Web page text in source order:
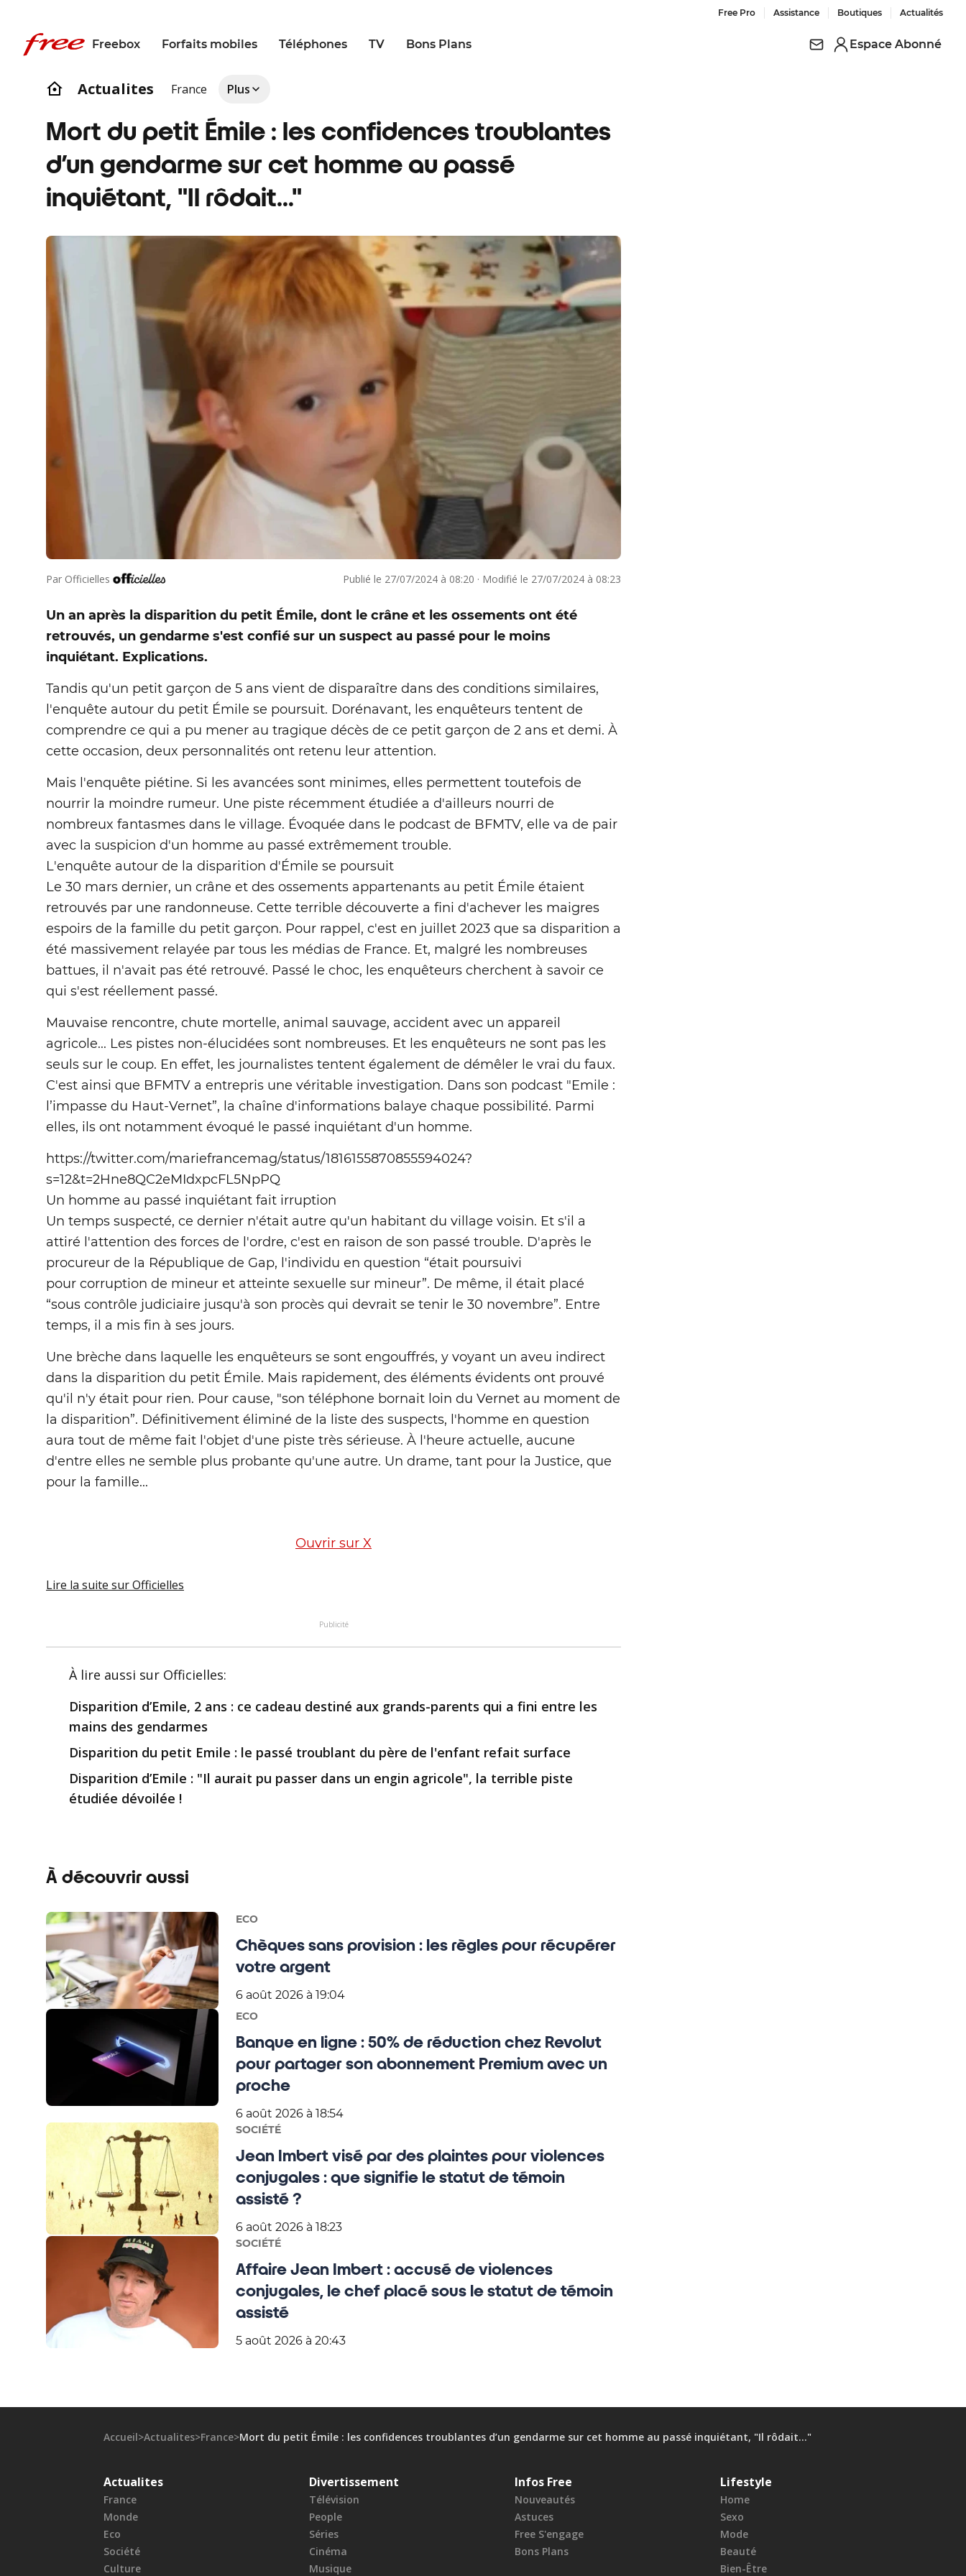
Free Pro Assistance Boutiques Actualités
Freebox Forfaits mobiles Téléphones TV Bons Plans Espace Abonné
Actualites France Plus
Mort du petit Émile : les confidences troublantes
d’un gendarme sur cet homme au passé
inquiétant, "Il rôdait…"
Par Officielles Publié le 27/07/2024 à 08:20 · Modifié le 27/07/2024 à 08:23
Un an après la disparition du petit Émile, dont le crâne et les ossements ont été
retrouvés, un gendarme s'est confié sur un suspect au passé pour le moins
inquiétant. Explications.
Tandis qu'un petit garçon de 5 ans vient de disparaître dans des conditions similaires,
l'enquête autour du petit Émile se poursuit. Dorénavant, les enquêteurs tentent de
comprendre ce qui a pu mener au tragique décès de ce petit garçon de 2 ans et demi. À
cette occasion, deux personnalités ont retenu leur attention.
Mais l'enquête piétine. Si les avancées sont minimes, elles permettent toutefois de
nourrir la moindre rumeur. Une piste récemment étudiée a d'ailleurs nourri de
nombreux fantasmes dans le village. Évoquée dans le podcast de BFMTV, elle va de pair
avec la suspicion d'un homme au passé extrêmement trouble.
L'enquête autour de la disparition d'Émile se poursuit
Le 30 mars dernier, un crâne et des ossements appartenants au petit Émile étaient
retrouvés par une randonneuse. Cette terrible découverte a fini d'achever les maigres
espoirs de la famille du petit garçon. Pour rappel, c'est en juillet 2023 que sa disparition a
été massivement relayée par tous les médias de France. Et, malgré les nombreuses
battues, il n'avait pas été retrouvé. Passé le choc, les enquêteurs cherchent à savoir ce
qui s'est réellement passé.
Mauvaise rencontre, chute mortelle, animal sauvage, accident avec un appareil
agricole... Les pistes non-élucidées sont nombreuses. Et les enquêteurs ne sont pas les
seuls sur le coup. En effet, les journalistes tentent également de démêler le vrai du faux.
C'est ainsi que BFMTV a entrepris une véritable investigation. Dans son podcast "Emile :
l’impasse du Haut-Vernet”, la chaîne d'informations balaye chaque possibilité. Parmi
elles, ils ont notamment évoqué le passé inquiétant d'un homme.
https://twitter.com/mariefrancemag/status/1816155870855594024?
s=12&t=2Hne8QC2eMIdxpcFL5NpPQ
Un homme au passé inquiétant fait irruption
Un temps suspecté, ce dernier n'était autre qu'un habitant du village voisin. Et s'il a
attiré l'attention des forces de l'ordre, c'est en raison de son passé trouble. D'après le
procureur de la République de Gap, l'individu en question “était poursuivi
pour corruption de mineur et atteinte sexuelle sur mineur”. De même, il était placé
“sous contrôle judiciaire jusqu'à son procès qui devrait se tenir le 30 novembre”. Entre
temps, il a mis fin à ses jours.
Une brèche dans laquelle les enquêteurs se sont engouffrés, y voyant un aveu indirect
dans la disparition du petit Émile. Mais rapidement, des éléments évidents ont prouvé
qu'il n'y était pour rien. Pour cause, "son téléphone bornait loin du Vernet au moment de
la disparition”. Définitivement éliminé de la liste des suspects, l'homme en question
aura tout de même fait l'objet d'une piste très sérieuse. À l'heure actuelle, aucune
d'entre elles ne semble plus probante qu'une autre. Un drame, tant pour la Justice, que
pour la famille...
Ouvrir sur X
Lire la suite sur Officielles
Publicité
À lire aussi sur Officielles:
Disparition d’Emile, 2 ans : ce cadeau destiné aux grands-parents qui a fini entre les
mains des gendarmes
Disparition du petit Emile : le passé troublant du père de l'enfant refait surface
Disparition d’Emile : "Il aurait pu passer dans un engin agricole", la terrible piste
étudiée dévoilée !
À découvrir aussi
ECO
Chèques sans provision : les règles pour récupérer
votre argent
6 août 2026 à 19:04
ECO
Banque en ligne : 50% de réduction chez Revolut
pour partager son abonnement Premium avec un
proche
6 août 2026 à 18:54
SOCIÉTÉ
Jean Imbert visé par des plaintes pour violences
conjugales : que signifie le statut de témoin
assisté ?
6 août 2026 à 18:23
SOCIÉTÉ
Affaire Jean Imbert : accusé de violences
conjugales, le chef placé sous le statut de témoin
assisté
5 août 2026 à 20:43
Accueil>Actualites>France>Mort du petit Émile : les confidences troublantes d’un gendarme sur cet homme au passé inquiétant, "Il rôdait…"
Actualites
France
Monde
Eco
Société
Culture
Divertissement
Télévision
People
Séries
Cinéma
Musique
Infos Free
Nouveautés
Astuces
Free S'engage
Bons Plans
Lifestyle
Home
Sexo
Mode
Beauté
Bien-Être